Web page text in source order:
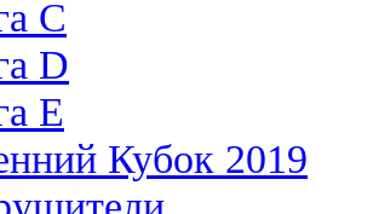
С
D
Е
Кубок 2019